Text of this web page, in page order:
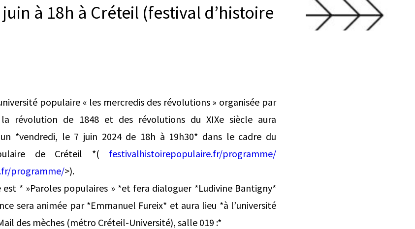
à 18h à Créteil (festival d’histoire
populaire « les mercredis des révolutions » organisée par
révolution de 1848 et des révolutions du XIXe siècle aura
*vendredi, le 7 juin 2024 de 18h à 19h30* dans le cadre du
de Créteil *( festivalhistoirepopulaire.fr/programme/
programme/>).
* »Paroles populaires » *et fera dialoguer *Ludivine Bantigny*
sera animée par *Emmanuel Fureix* et aura lieu *à l’université
des mèches (métro Créteil-Université), salle 019 :*